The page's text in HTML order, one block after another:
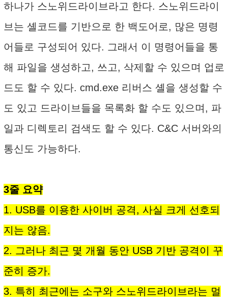
하나가 스노위드라이브라고 한다. 스노위드라이
브는 셸코드를 기반으로 한 백도어로, 많은 명령
어들로 구성되어 있다. 그래서 이 명령어들을 통
해 파일을 생성하고, 쓰고, 삭제할 수 있으며 업로
드도 할 수 있다. cmd.exe 리버스 셸을 생성할 수
도 있고 드라이브들을 목록화 할 수도 있으며, 파
일과 디렉토리 검색도 할 수 있다. C&C 서버와의
통신도 가능하다.
3줄 요약
1. USB를 이용한 사이버 공격, 사실 크게 선호되
지는 않음.
2. 그러나 최근 몇 개월 동안 USB 기반 공격이 꾸
준히 증가.
3. 특히 최근에는 소구와 스노위드라이브라는 멀